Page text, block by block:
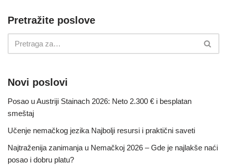
Pretražite poslove
Novi poslovi
Posao u Austriji Stainach 2026: Neto 2.300 € i besplatan
smeštaj
Učenje nemačkog jezika Najbolji resursi i praktični saveti
Najtraženija zanimanja u Nemačkoj 2026 – Gde je najlakše naći
posao i dobru platu?